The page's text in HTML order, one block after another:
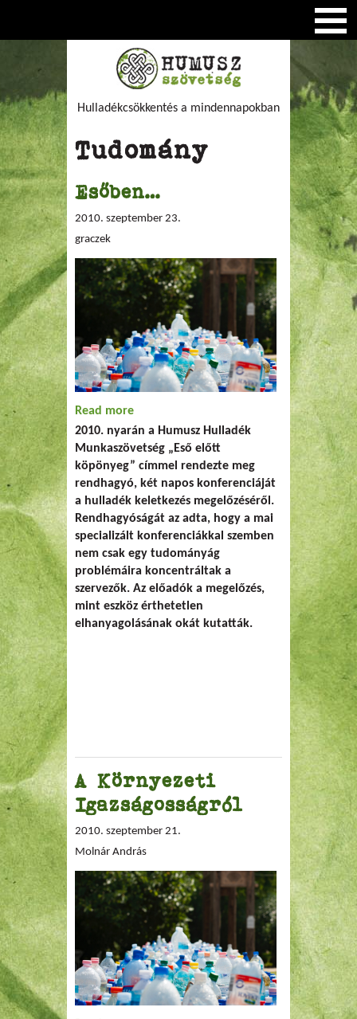
Hulladékcsökkentés a mindennapokban
Tudomány
Esőben…
2010. szeptember 23.
graczek
Read more
2010. nyarán a Humusz Hulladék
Munkaszövetség „Eső előtt
köpönyeg” címmel rendezte meg
rendhagyó, két napos konferenciáját
a hulladék keletkezés megelőzéséről.
Rendhagyóságát az adta, hogy a mai
specializált konferenciákkal szemben
nem csak egy tudományág
problémáira koncentráltak a
szervezők. Az előadók a megelőzés,
mint eszköz érthetetlen
elhanyagolásának okát kutatták.
A Környezeti
Igazságosságról
2010. szeptember 21.
Molnár András